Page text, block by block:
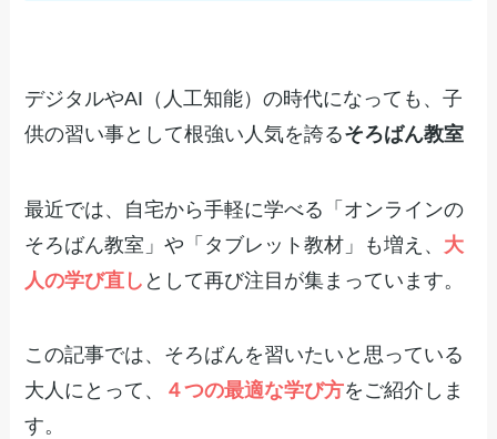
デジタルやAI（人工知能）の時代になっても、子
供の習い事として根強い人気を誇るそろばん教室
最近では、自宅から手軽に学べる「オンラインの
そろばん教室」や「タブレット教材」も増え、 大
人の学び直し として再び注目が集まっています。
この記事では、そろばんを習いたいと思っている
大人にとって、
４つの最適な学び方をご紹介しま
す。